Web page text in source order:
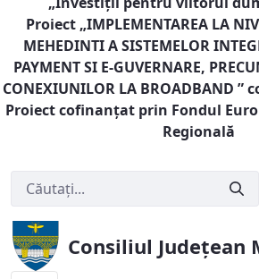
Proiect „IMPLEMENTAREA LA
MEHEDINTI A SISTEMELOR
PAYMENT SI E-GUVERNARE,
CONEXIUNILOR LA BROADBAND ”
Proiect cofinanţat prin Fondul
Regională
Consiliul Județean